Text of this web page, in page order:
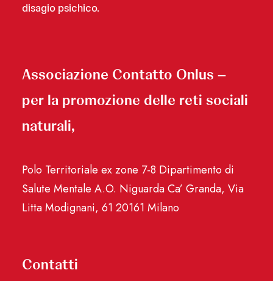
disagio psichico.
Associazione Contatto Onlus –
per la promozione delle reti sociali
naturali,
Polo Territoriale ex zone 7-8 Dipartimento di
Salute Mentale A.O. Niguarda Ca’ Granda, Via
Litta Modignani, 61 20161 Milano
Contatti